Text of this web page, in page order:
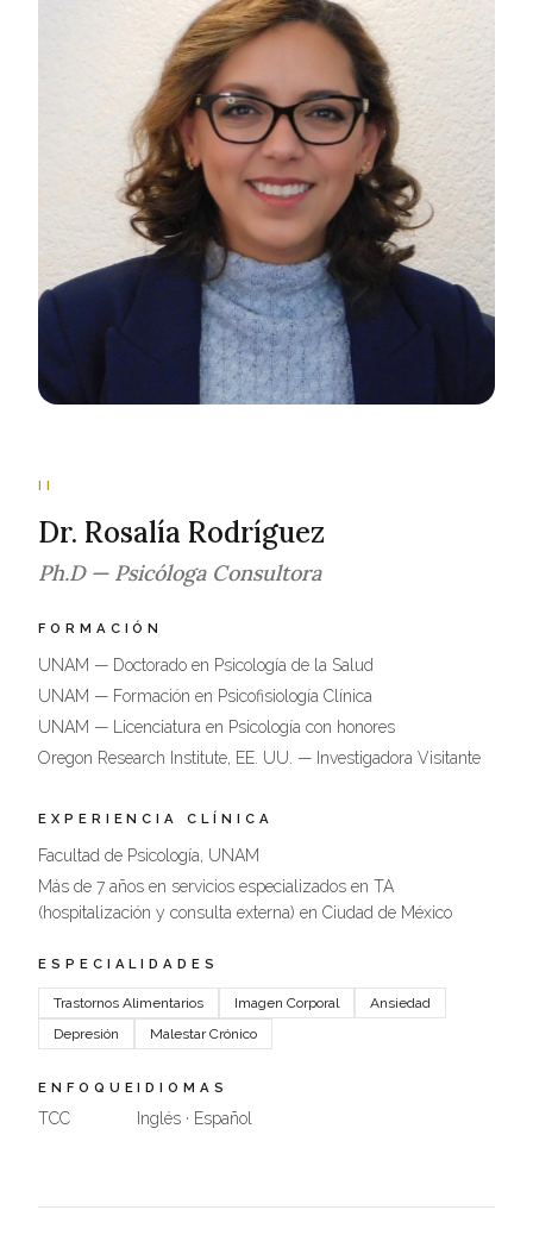
II
Dr. Rosalía Rodríguez
Ph.D — Psicóloga Consultora
FORMACIÓN
UNAM — Doctorado en Psicología de la Salud
UNAM — Formación en Psicofisiología Clínica
UNAM — Licenciatura en Psicología con honores
Oregon Research Institute, EE. UU. — Investigadora Visitante
EXPERIENCIA CLÍNICA
Facultad de Psicología, UNAM
Más de 7 años en servicios especializados en TA
(hospitalización y consulta externa) en Ciudad de México
ESPECIALIDADES
Trastornos Alimentarios Imagen Corporal
Ansiedad
Depresión
Malestar Crónico
ENFOQUE
TCC
IDIOMAS
Inglés · Español